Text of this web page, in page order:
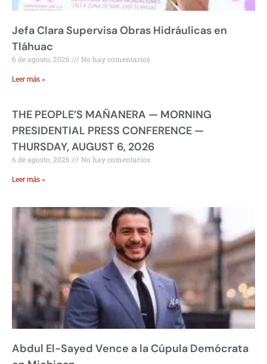
Jefa Clara Supervisa Obras Hidráulicas en
Tláhuac
6 de agosto, 2026 No hay comentarios
Leer más »
THE PEOPLE’S MAÑANERA — MORNING
PRESIDENTIAL PRESS CONFERENCE —
THURSDAY, AUGUST 6, 2026
6 de agosto, 2026 No hay comentarios
Leer más »
Abdul El-Sayed Vence a la Cúpula Demócrata